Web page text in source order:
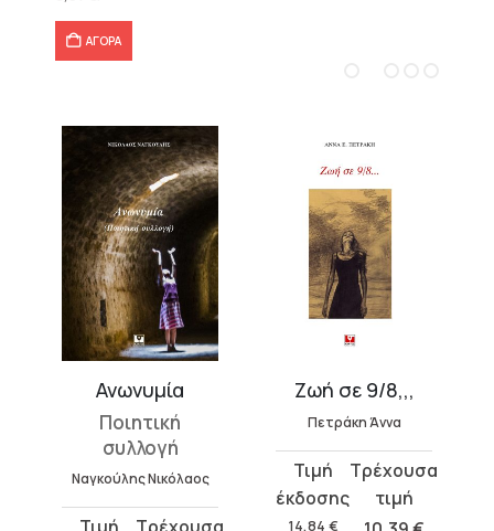
ΑΓΟΡΑ
Ανωνυμία
Ποιητική
συλλογή
Ναγκούλης Νικόλαος
Original
Ζωή σε 9/8,,,
Πετράκη Άννα
14,84 €
Original
price
was:
τρέχουσα
τιμή